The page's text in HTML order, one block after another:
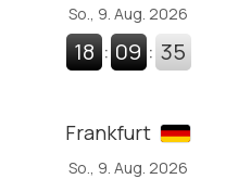
So., 9. Aug. 2026
18 : 09 : 36
Frankfurt
So., 9. Aug. 2026